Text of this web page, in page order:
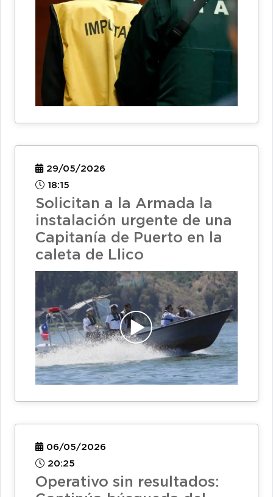
29/05/2026
18:15
Solicitan a la Armada la
instalación urgente de una
Capitanía de Puerto en la
caleta de Llico
06/05/2026
20:25
Operativo sin resultados: